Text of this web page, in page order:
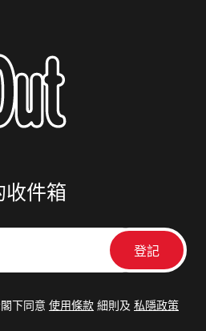
收件箱
下同意 使用條款 細則及 私隱政策